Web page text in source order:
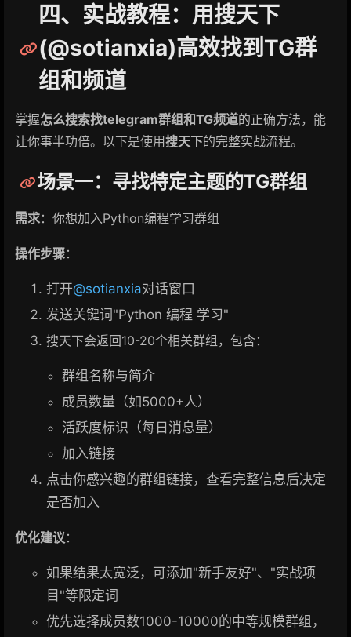
四、实战教程：用搜天下
(@sotianxia)高效找到TG群
组和频道
掌握怎么搜索找telegram群组和TG频道的正确方法，能
让你事半功倍。以下是使用搜天下的完整实战流程。
场景一：寻找特定主题的TG群组
需求：你想加入Python编程学习群组
操作步骤：
打开@sotianxia对话窗口
发送关键词"Python 编程 学习"
搜天下会返回10-20个相关群组，包含：
群组名称与简介
成员数量（如5000+人）
活跃度标识（每日消息量）
加入链接
点击你感兴趣的群组链接，查看完整信息后决定
是否加入
优化建议：
如果结果太宽泛，可添加"新手友好"、"实战项
目"等限定词
优先选择成员数1000-10000的中等规模群组，